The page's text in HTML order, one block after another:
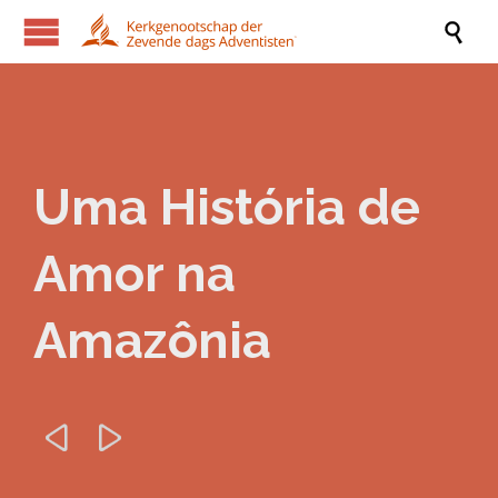

Uma História de
Amor na
Amazônia
 